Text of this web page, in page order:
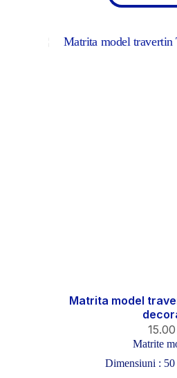
Matrita model
15.00
Matrite
Dimensiuni :